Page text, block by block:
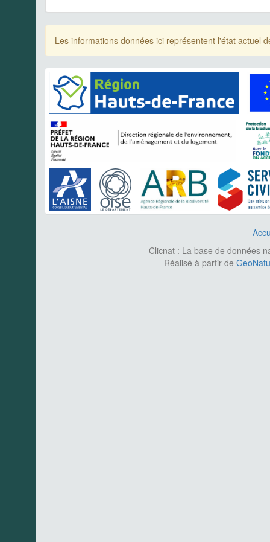
Les informations données ici représentent l'état actuel
Clicnat : La base de données
Réalisé à partir de